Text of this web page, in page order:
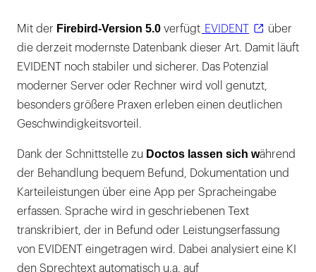
Mit der Firebird-Version 5.0 verfügt EVIDENT
über
die derzeit modernste Datenbank dieser Art. Damit läuft
EVIDENT noch stabiler und sicherer. Das Potenzial
moderner Server oder Rechner wird voll genutzt,
besonders größere Praxen erleben einen deutlichen
Geschwindigkeitsvorteil.
Dank der Schnittstelle zu Doctos lassen sich während
der Behandlung bequem Befund, Dokumentation und
Karteileistungen über eine App per Spracheingabe
erfassen. Sprache wird in geschriebenen Text
transkribiert, der in Befund oder Leistungserfassung
von EVIDENT eingetragen wird. Dabei analysiert eine KI
den Sprechtext automatisch u.a. auf